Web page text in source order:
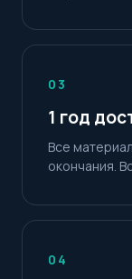
03
1 год
Все
окончания.
04